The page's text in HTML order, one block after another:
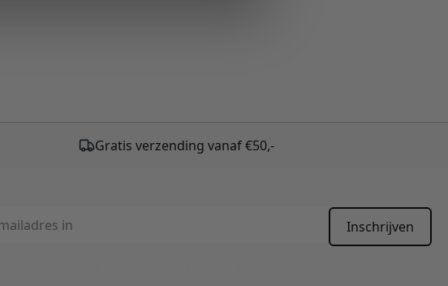
Gratis verzending vanaf €50,-
Inschrijven